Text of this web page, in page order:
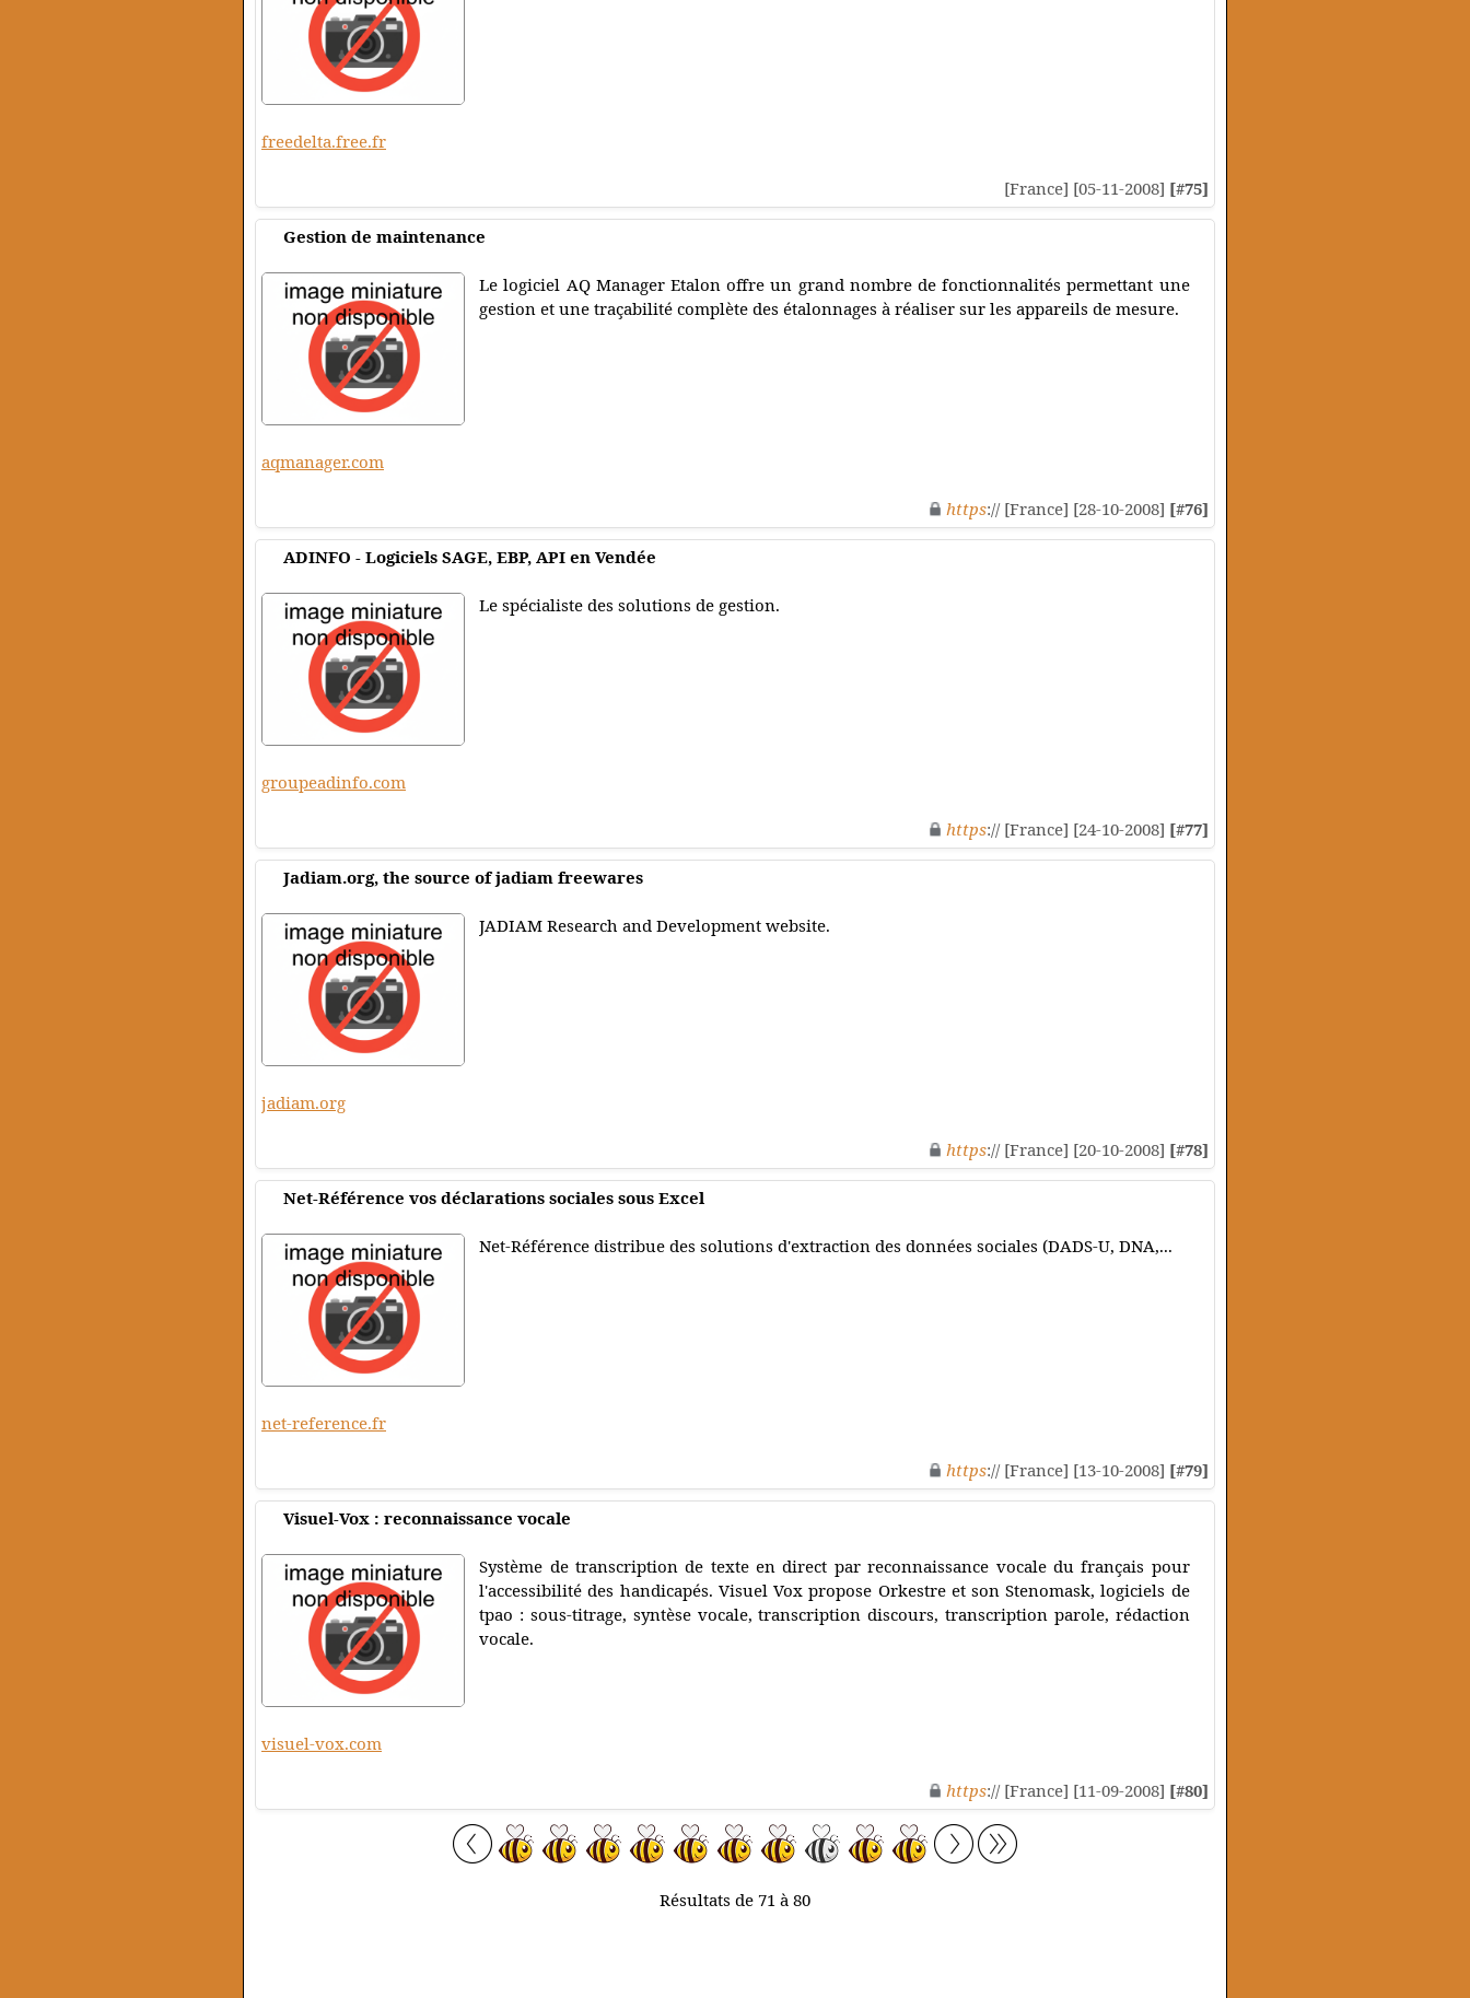
freedelta.free.fr
[France] [05-11-2008] [#75]
Gestion de maintenance
Le logiciel AQ Manager Etalon offre un grand nombre de fonctionnalités permettant une
gestion et une traçabilité complète des étalonnages à réaliser sur les appareils de mesure.
aqmanager.com
https:// [France] [28-10-2008] [#76]
ADINFO - Logiciels SAGE, EBP, API en Vendée
Le spécialiste des solutions de gestion.
groupeadinfo.com
https:// [France] [24-10-2008] [#77]
Jadiam.org, the source of jadiam freewares
JADIAM Research and Development website.
jadiam.org
https:// [France] [20-10-2008] [#78]
Net-Référence vos déclarations sociales sous Excel
Net-Référence distribue des solutions d'extraction des données sociales (DADS-U, DNA,...
net-reference.fr
https:// [France] [13-10-2008] [#79]
Visuel-Vox : reconnaissance vocale
Système de transcription de texte en direct par reconnaissance vocale du français pour
l'accessibilité des handicapés. Visuel Vox propose Orkestre et son Stenomask, logiciels de
tpao : sous-titrage, syntèse vocale, transcription discours, transcription parole, rédaction
vocale.
visuel-vox.com
https:// [France] [11-09-2008] [#80]
Résultats de 71 à 80